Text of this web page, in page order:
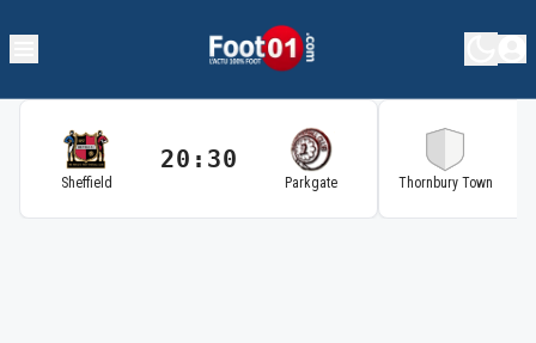
Sheffield
20:30
Parkgate Thornbury Town